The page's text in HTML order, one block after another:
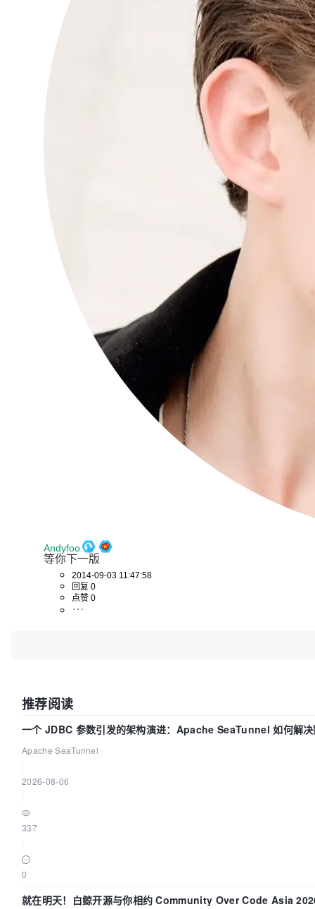
Andyfoo
等你下一版
2014-09-03 11:47:58
回复 0
点赞 0
推荐阅读
一个 JDBC 参数引发的架构演进：Apache SeaTunnel 如何解
Apache SeaTunnel
2026-08-06
337
0
就在明天！白鲸开源与你相约 Community Over Code Asia